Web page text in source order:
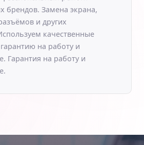
брендов. Замена экрана,
и других
качественные
на работу и
Гарантия на работу и